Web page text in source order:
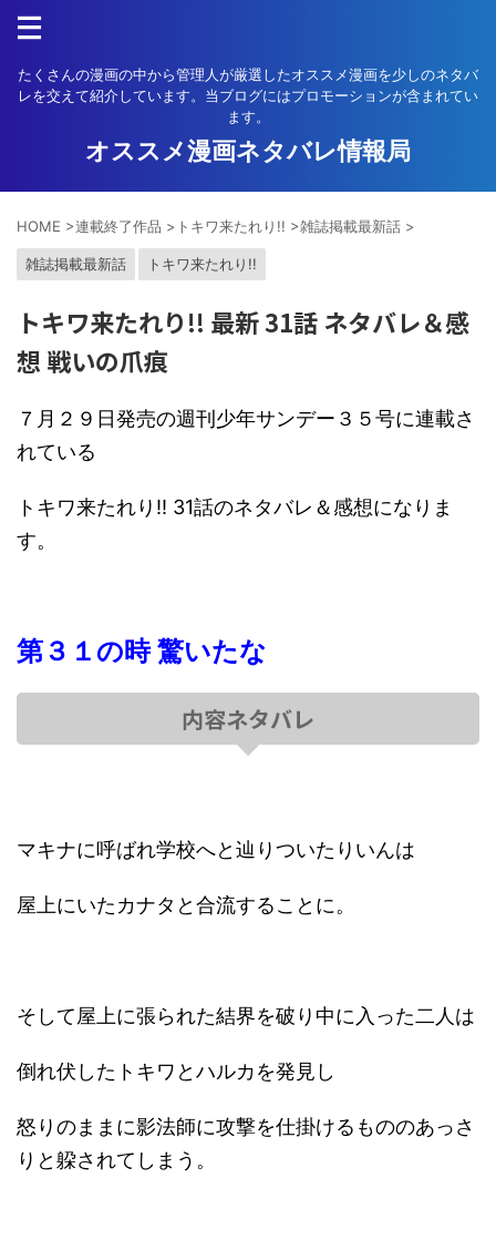
たくさんの漫画の中から管理人が厳選したオススメ漫画を少しのネタバ
レを交えて紹介しています。当ブログにはプロモーションが含まれてい
ます。
オススメ漫画ネタバレ情報局
HOME >連載終了作品 > トキワ来たれり!! >雑誌掲載最新話 >
雑誌掲載最新話 トキワ来たれり!!
トキワ来たれり!! 最新 31話 ネタバレ＆感
想 戦いの爪痕
７月２９日発売の週刊少年サンデー３５号に連載さ
れている
トキワ来たれり!! 31話のネタバレ＆感想になりま
す。
第３１の時 驚いたな
内容ネタバレ
マキナに呼ばれ学校へと辿りついたりいんは
屋上にいたカナタと合流することに。
そして屋上に張られた結界を破り中に入った二人は
倒れ伏したトキワとハルカを発見し
怒りのままに影法師に攻撃を仕掛けるもののあっさ
りと躱されてしまう。